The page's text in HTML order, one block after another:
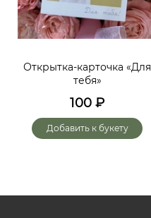
Открытка-карточка «Для
тебя»
100 ₽
Добавить к букету